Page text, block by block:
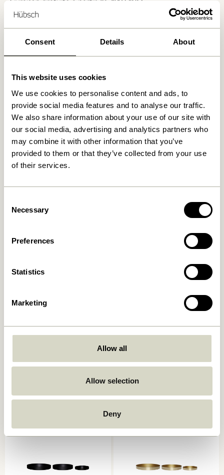
Consent Details About
This website uses cookies
We use cookies to personalise content and ads, to
provide social media features and to analyse our traffic.
We also share information about your use of our site with
our social media, advertising and analytics partners who
may combine it with other information that you’ve
provided to them or that they’ve collected from your use
of their services.
Selection
Necessary
Preferences
Statistics
Marketing
Allow all
Allow selection
Deny
Produits similaires
(set de 2)
2.299,00
Bleu/Marron (set de 2)
969,00kr.
Plinth Pot Marron
409,00
Ajouter au panier